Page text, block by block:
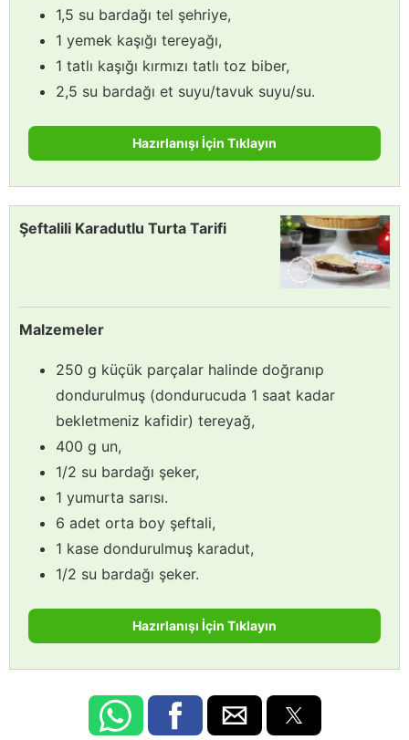
1,5 su bardağı tel şehriye,
1 yemek kaşığı tereyağı,
1 tatlı kaşığı kırmızı tatlı toz biber,
2,5 su bardağı et suyu/tavuk suyu/su.
Hazırlanışı İçin Tıklayın
Şeftalili Karadutlu Turta Tarifi
Malzemeler
250 g küçük parçalar halinde doğranıp
dondurulmuş (dondurucuda 1 saat kadar
bekletmeniz kafidir) tereyağ,
400 g un,
1/2 su bardağı şeker,
1 yumurta sarısı.
6 adet orta boy şeftali,
1 kase dondurulmuş karadut,
1/2 su bardağı şeker.
Hazırlanışı İçin Tıklayın